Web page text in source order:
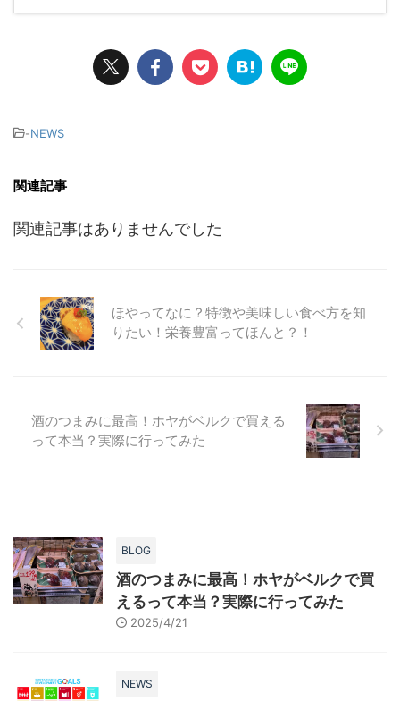
-NEWS
関連記事
関連記事はありませんでした
ほやってなに？特徴や美味しい食べ方を知
りたい！栄養豊富ってほんと？！
酒のつまみに最高！ホヤがベルクで買える
って本当？実際に行ってみた
BLOG
酒のつまみに最高！ホヤがベルクで買
えるって本当？実際に行ってみた
2025/4/21
NEWS